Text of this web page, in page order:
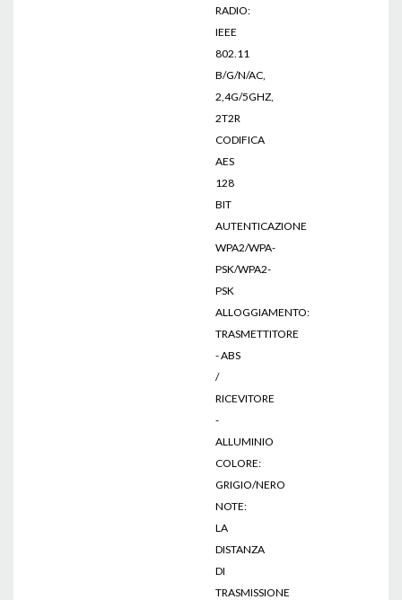
RADIO:
IEEE
802.11
B/G/N/AC,
2,4G/5GHZ,
2T2R
CODIFICA
AES
128
BIT
AUTENTICAZIONE
WPA2/WPA-
PSK/WPA2-
PSK
ALLOGGIAMENTO:
TRASMETTITORE
- ABS
/
RICEVITORE
-
ALLUMINIO
COLORE:
GRIGIO/NERO
NOTE:
LA
DISTANZA
DI
TRASMISSIONE